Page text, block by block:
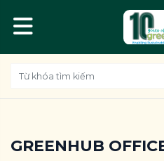
GREENHUB